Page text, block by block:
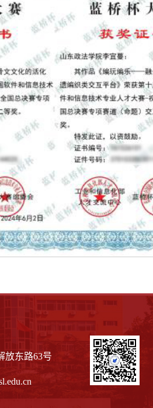
放东路63号